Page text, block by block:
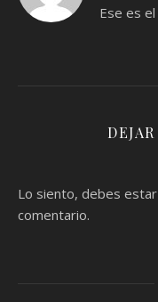
Ese es
Lo siento, debes estar
comentario.